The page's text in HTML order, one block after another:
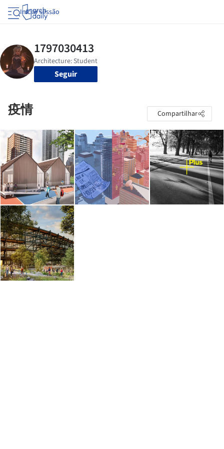
Iniciar sessão
Seguir
疫情 Compartilhar